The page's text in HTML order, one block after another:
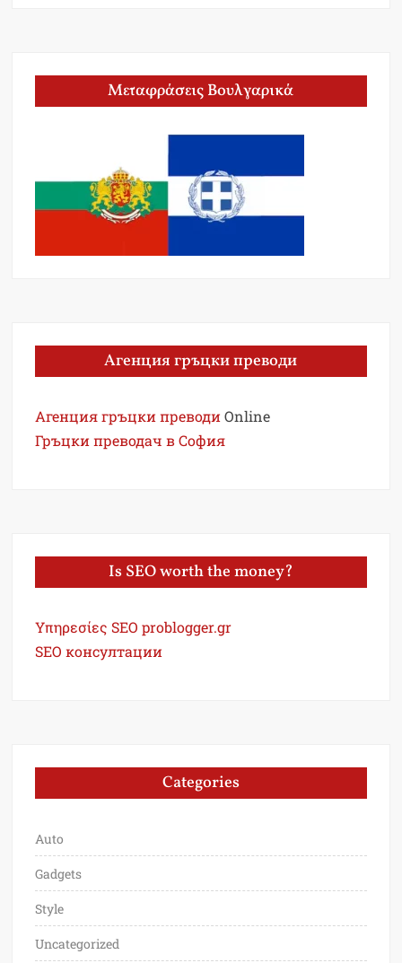
Μεταφράσεις Βουλγαρικά
Агенция гръцки преводи
Агенция гръцки преводи Online
Гръцки преводач в София
Is SEO worth the money?
Υπηρεσίες SEO problogger.gr
SEO консултации
Categories
Auto
Gadgets
Style
Uncategorized